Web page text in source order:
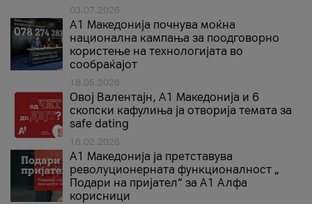
03.07.2026
A1 Македонија почнува моќна
национална кампања за поодговорно
користење на технологијата во
сообраќајот
18.05.2026
Овој Валентајн, A1 Македонија и 6
скопски кафулиња ја отворија темата за
safe dating
16.02.2026
А1 Македонија ја претставува
револуционерната функционалност „
Подари на пријател“ за А1 Алфа
корисници